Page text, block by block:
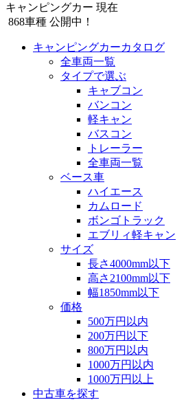
キャンピングカー 現在
868車種 公開中！
キャンピングカーカタログ
全車両一覧
タイプで選ぶ
キャブコン
バンコン
軽キャン
バスコン
トレーラー
全車両一覧
ベース車
ハイエース
カムロード
ボンゴトラック
エブリィ軽キャン
サイズ
長さ4000mm以下
高さ2100mm以下
幅1850mm以下
価格
500万円以内
200万円以下
800万円以内
1000万円以内
1000万円以上
中古車を探す